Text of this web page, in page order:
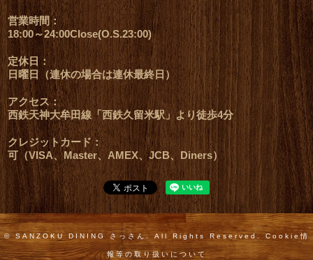
営業時間：
18:00～24:00Close(O.S.23:00)
定休日：
日曜日（連休の場合は連休最終日）
アクセス：
西鉄天神大牟田線「西鉄久留米駅」より徒歩4分
クレジットカード：
可（VISA、Master、AMEX、JCB、Diners）
© SANZOKU DINING さっさん. All Rights Reserved.Cookie情
報等の取り扱いについて